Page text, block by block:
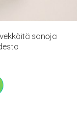
sanoja